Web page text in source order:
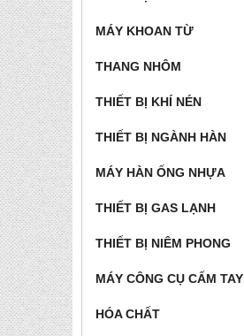
MÁY KHOAN TỪ
THANG NHÔM
THIẾT BỊ KHÍ NÉN
THIẾT BỊ NGÀNH HÀN
MÁY HÀN ỐNG NHỰA
THIẾT BỊ GAS LẠNH
THIẾT BỊ NIÊM PHONG
MÁY CÔNG CỤ CẤM TAY
HÓA CHẤT